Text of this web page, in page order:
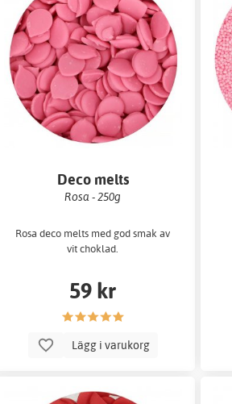
Deco melts
Rosa - 250g
Rosa deco melts med god smak av
vit choklad.
59 kr
Lägg i varukorg